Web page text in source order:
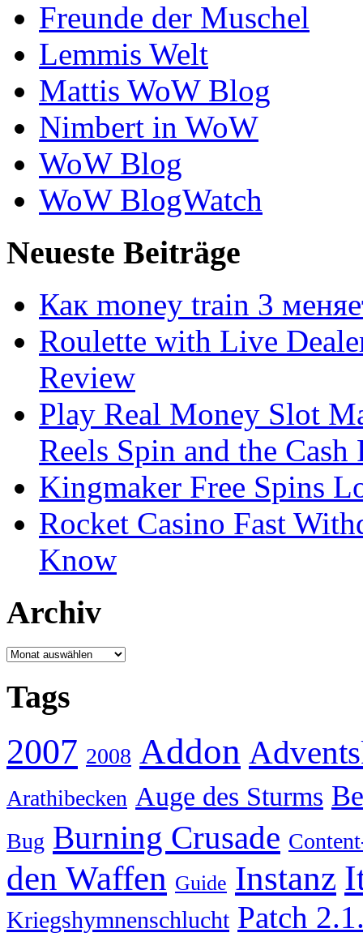
Freunde der Muschel
Lemmis Welt
Mattis WoW Blog
Nimbert in WoW
WoW Blog
WoW BlogWatch
Neueste Beiträge
Как money train 3
Roulette with Live
Review
Play Real Money Slot
Reels Spin and the Cash
Kingmaker Free Spins
Rocket Casino Fast
Know
Archiv
Archiv
Tags
2007 2008 Addon
Arathibecken Auge des Sturms
Bug Burning Crusade
den Waffen Guide Instanz
Kriegshymnenschlucht Patch